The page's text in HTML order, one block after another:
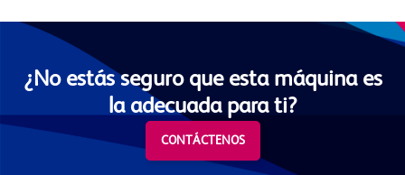
¿No estás seguro que esta máquina es
la adecuada para ti?
CONTÁCTENOS